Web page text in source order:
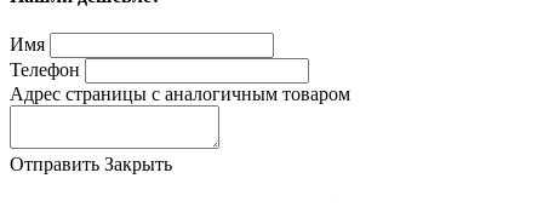
Имя
Телефон
Адрес страницы с аналогичным товаром
Отправить Закрыть